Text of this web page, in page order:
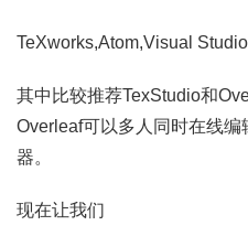
TeXworks,Atom,Visual
其中比较推荐TexStudio和
Overleaf可以多人同时在线
器。
现在让我们